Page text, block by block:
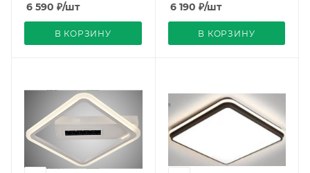
6 590 ₽/шт
В КОРЗИНУ
6 190 ₽/шт
В КОРЗИНУ